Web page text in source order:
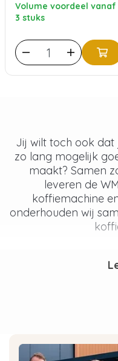
Volume voordeel vanaf
3 stuks
Jij wilt toch ook dat
zo lang mogelijk
maakt? Samen
leveren de
koffiemachine
onderhouden wij
Wat is kalk
hoger de